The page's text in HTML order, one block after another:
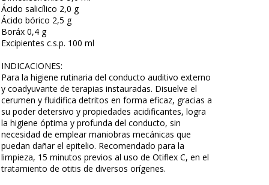
Ácido salicílico 2,0 g
Ácido bórico 2,5 g
Boráx 0,4 g
Excipientes c.s.p. 100 ml
INDICACIONES:
Para la higiene rutinaria del conducto auditivo externo
y coadyuvante de terapias instauradas. Disuelve el
cerumen y fluidifica detritos en forma eficaz, gracias a
su poder detersivo y propiedades acidificantes, logra
la higiene óptima y profunda del conducto, sin
necesidad de emplear maniobras mecánicas que
puedan dañar el epitelio. Recomendado para la
limpieza, 15 minutos previos al uso de Otiflex C, en el
tratamiento de otitis de diversos orígenes.